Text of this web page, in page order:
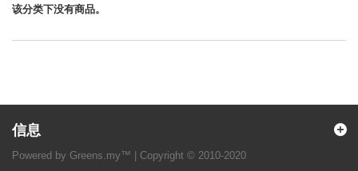
该分类下没有商品。
信息
Powered by Greens.my™ | Copyright © 2010-2020